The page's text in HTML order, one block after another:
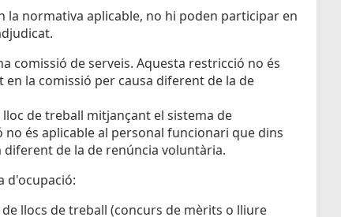
la normativa aplicable, no hi poden participar en
comissió de serveis. Aquesta restricció no és
la comissió per causa diferent de la de
de treball mitjançant el sistema de
és aplicable al personal funcionari que dins
de la de renúncia voluntària.
d'ocupació:
llocs de treball (concurs de mèrits o lliure